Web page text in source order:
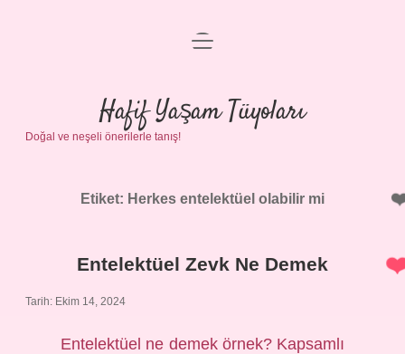
Anasayfa
Gizlilik Politikası
Yasal Uyarı
menüyü
Hafif Yaşam Tüyoları
Doğal ve neşeli önerilerle tanış!
Etiket: Herkes entelektüel olabilir mi
Entelektüel Zevk Ne Demek
Tarih: Ekim 14, 2024
Entelektüel ne demek örnek? Kapsamlı